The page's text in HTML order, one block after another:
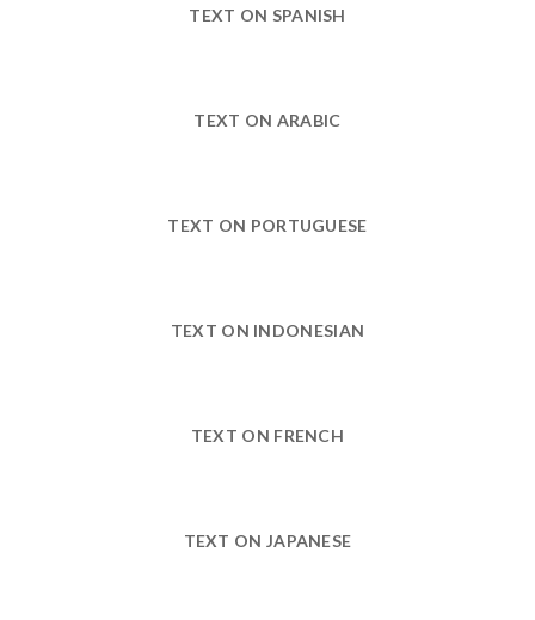
TEXT ON SPANISH
TEXT ON ARABIC
TEXT ON PORTUGUESE
TEXT ON INDONESIAN
TEXT ON FRENCH
TEXT ON JAPANESE